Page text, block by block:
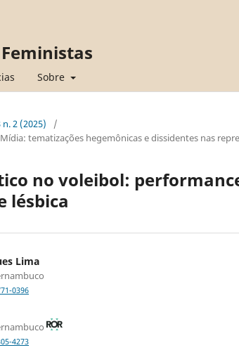
Sobre
n. 2 (2025)
/
tematizações hegemônicas e dissidentes nas
no voleibol:
lésbica
Lima
0396
4273